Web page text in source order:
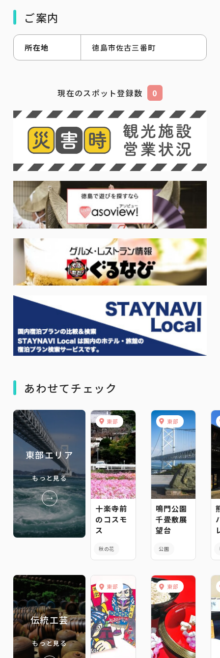
ご案内
所在地 徳島市佐古三番町
現在のスポット登録数 0
あわせてチェック
東部エリア
もっと見る
東部
十楽寺前
のコスモ
ス
秋の花
東部
鳴門公園
千畳敷展
望台
公園
伝統工芸
もっと見る
東部 東部